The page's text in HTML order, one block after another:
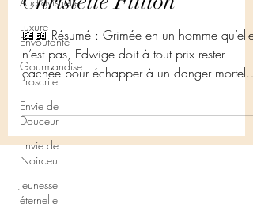
Luxure
Envoûtante
Gourmandise
Proscrite
Envie de
Douceur
Envie de
Noirceur
Jeunesse
éternelle
📖📖 Résumé : Grimée en un homme qu’elle
n’est pas, Edwige doit à tout prix rester
cachée pour échapper à un danger mortel.
Suite à une...